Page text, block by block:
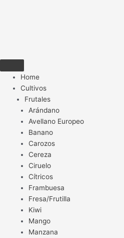
Home
Cultivos
Frutales
Arándano
Avellano Europeo
Banano
Carozos
Cereza
Ciruelo
Cítricos
Frambuesa
Fresa/Frutilla
Kiwi
Mango
Manzana